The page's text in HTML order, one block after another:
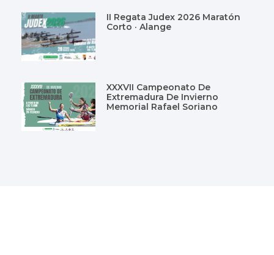
II Regata Judex 2026 Maratón
Corto · Alange
XXXVII Campeonato De
Extremadura De Invierno
Memorial Rafael Soriano